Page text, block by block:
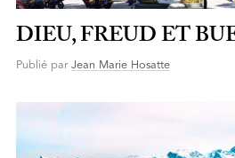
DIEU, FREUD ET
Publié par Jean Marie Hosatte